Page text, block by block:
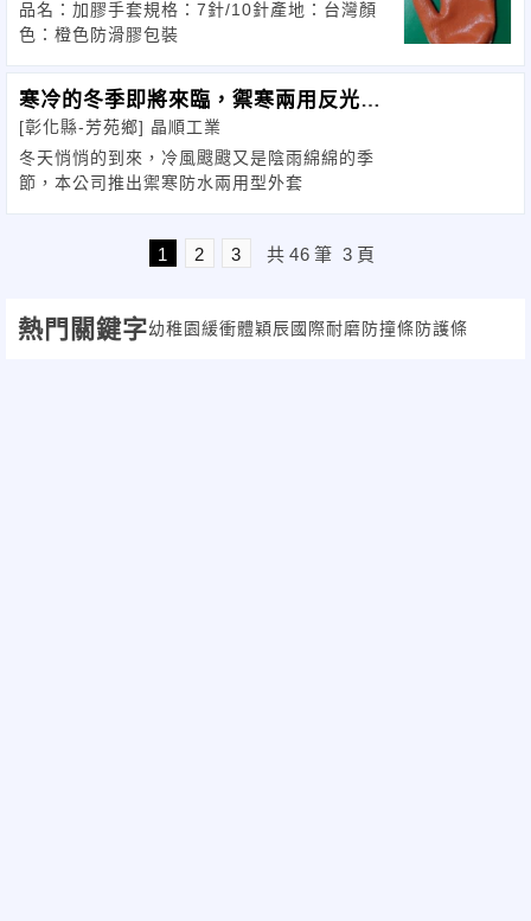
品名：加膠手套規格：7針/10針產地：台灣顏
色：橙色防滑膠包裝
寒冷的冬季即將來臨，禦寒兩用反光外
套您準備了嗎
[彰化縣-芳苑鄉] 晶順工業
冬天悄悄的到來，冷風颼颼又是陰雨綿綿的季
節，本公司推出禦寒防水兩用型外套
1 2 3 共 46 筆 3 頁
熱門關鍵字幼稚園緩衝體穎辰國際耐磨防撞條防護條